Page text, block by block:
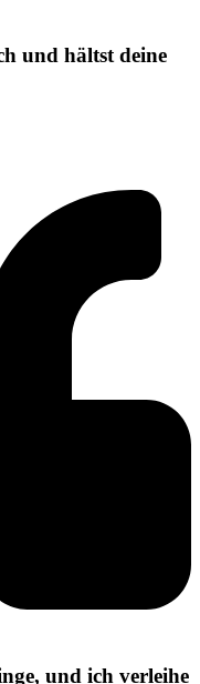
und hältst deine
und ich verleihe